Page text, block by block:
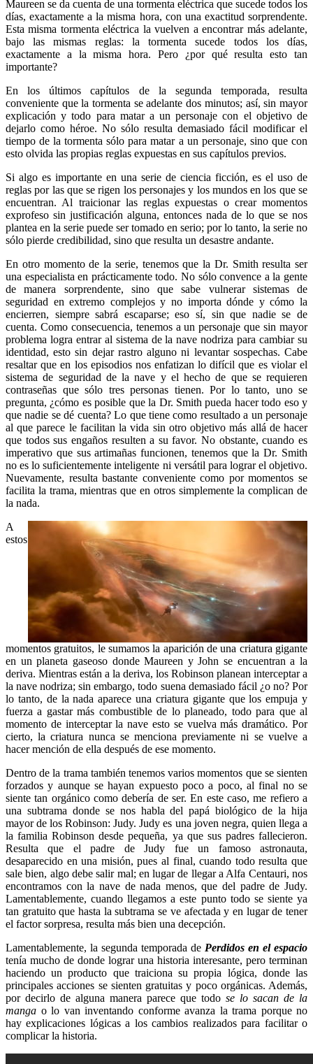
Maureen se da cuenta de una tormenta eléctrica que sucede todos los
días, exactamente a la misma hora, con una exactitud sorprendente.
Esta misma tormenta eléctrica la vuelven a encontrar más adelante,
bajo las mismas reglas: la tormenta sucede todos los días,
exactamente a la misma hora. Pero ¿por qué resulta esto tan
importante?
En los últimos capítulos de la segunda temporada, resulta
conveniente que la tormenta se adelante dos minutos; así, sin mayor
explicación y todo para matar a un personaje con el objetivo de
dejarlo como héroe. No sólo resulta demasiado fácil modificar el
tiempo de la tormenta sólo para matar a un personaje, sino que con
esto olvida las propias reglas expuestas en sus capítulos previos.
Si algo es importante en una serie de ciencia ficción, es el uso de
reglas por las que se rigen los personajes y los mundos en los que se
encuentran. Al traicionar las reglas expuestas o crear momentos
exprofeso sin justificación alguna, entonces nada de lo que se nos
plantea en la serie puede ser tomado en serio; por lo tanto, la serie no
sólo pierde credibilidad, sino que resulta un desastre andante.
En otro momento de la serie, tenemos que la Dr. Smith resulta ser
una especialista en prácticamente todo. No sólo convence a la gente
de manera sorprendente, sino que sabe vulnerar sistemas de
seguridad en extremo complejos y no importa dónde y cómo la
encierren, siempre sabrá escaparse; eso sí, sin que nadie se de
cuenta. Como consecuencia, tenemos a un personaje que sin mayor
problema logra entrar al sistema de la nave nodriza para cambiar su
identidad, esto sin dejar rastro alguno ni levantar sospechas. Cabe
resaltar que en los episodios nos enfatizan lo difícil que es violar el
sistema de seguridad de la nave y el hecho de que se requieren
contraseñas que sólo tres personas tienen. Por lo tanto, uno se
pregunta, ¿cómo es posible que la Dr. Smith pueda hacer todo eso y
que nadie se dé cuenta? Lo que tiene como resultado a un personaje
al que parece le facilitan la vida sin otro objetivo más allá de hacer
que todos sus engaños resulten a su favor. No obstante, cuando es
imperativo que sus artimañas funcionen, tenemos que la Dr. Smith
no es lo suficientemente inteligente ni versátil para lograr el objetivo.
Nuevamente, resulta bastante conveniente como por momentos se
facilita la trama, mientras que en otros simplemente la complican de
la nada.
A
estos
momentos gratuitos, le sumamos la aparición de una criatura gigante
en un planeta gaseoso donde Maureen y John se encuentran a la
deriva. Mientras están a la deriva, los Robinson planean interceptar a
la nave nodriza; sin embargo, todo suena demasiado fácil ¿o no? Por
lo tanto, de la nada aparece una criatura gigante que los empuja y
fuerza a gastar más combustible de lo planeado, todo para que al
momento de interceptar la nave esto se vuelva más dramático. Por
cierto, la criatura nunca se menciona previamente ni se vuelve a
hacer mención de ella después de ese momento.
Dentro de la trama también tenemos varios momentos que se sienten
forzados y aunque se hayan expuesto poco a poco, al final no se
siente tan orgánico como debería de ser. En este caso, me refiero a
una subtrama donde se nos habla del papá biológico de la hija
mayor de los Robinson: Judy. Judy es una joven negra, quien llega a
la familia Robinson desde pequeña, ya que sus padres fallecieron.
Resulta que el padre de Judy fue un famoso astronauta,
desaparecido en una misión, pues al final, cuando todo resulta que
sale bien, algo debe salir mal; en lugar de llegar a Alfa Centauri, nos
encontramos con la nave de nada menos, que del padre de Judy.
Lamentablemente, cuando llegamos a este punto todo se siente ya
tan gratuito que hasta la subtrama se ve afectada y en lugar de tener
el factor sorpresa, resulta más bien una decepción.
Lamentablemente, la segunda temporada de Perdidos en el espacio
tenía mucho de donde lograr una historia interesante, pero terminan
haciendo un producto que traiciona su propia lógica, donde las
principales acciones se sienten gratuitas y poco orgánicas. Además,
por decirlo de alguna manera parece que todo se lo sacan de la
manga o lo van inventando conforme avanza la trama porque no
hay explicaciones lógicas a los cambios realizados para facilitar o
complicar la historia.